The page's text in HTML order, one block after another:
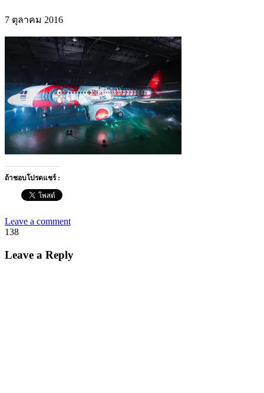
7 ตุลาคม 2016
ถ้าชอบโปรดแชร์ :
Leave a comment
138
Leave a Reply